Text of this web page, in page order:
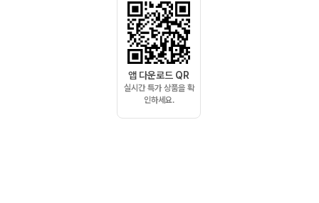
앱 다운로드 QR
실시간 특가 상품을 확
인하세요.